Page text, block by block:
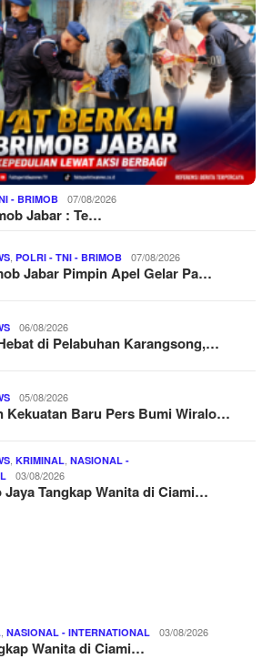
- BRIMOB 07/08/2026
Jabar : Te…
POLRI - TNI - BRIMOB 07/08/2026
Jabar Pimpin Apel Gelar Pa…
06/08/2026
di Pelabuhan Karangsong,…
05/08/2026
Kekuatan Baru Pers Bumi Wiralo…
KRIMINAL NASIONAL -
03/08/2026
Jaya Tangkap Wanita di Ciami…
NASIONAL - INTERNATIONAL 03/08/2026
Wanita di Ciami…